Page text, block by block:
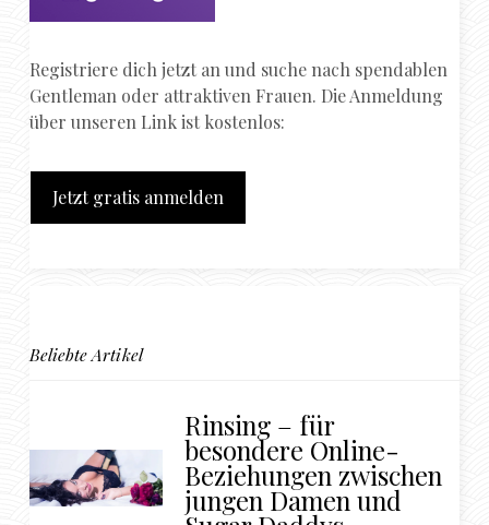
Registriere dich jetzt an und suche nach spendablen
Gentleman oder attraktiven Frauen. Die Anmeldung
über unseren Link ist kostenlos:
Jetzt gratis anmelden
Beliebte Artikel
Rinsing – für
besondere Online-
Beziehungen zwischen
jungen Damen und